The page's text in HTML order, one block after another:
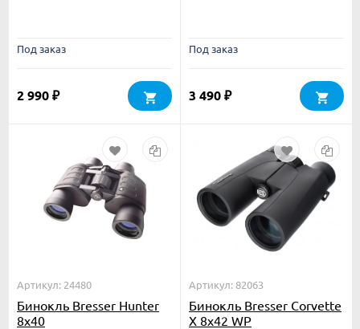
Под заказ
2 990 ₽
Под заказ
3 490 ₽
Артикул: 24480
Бинокль Bresser Hunter
8x40
Артикул: 82063
Бинокль Bresser Corvette
X 8x42 WP